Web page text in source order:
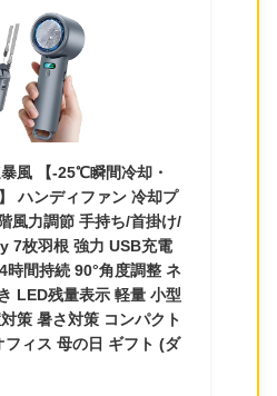
風 【-25℃瞬間冷却・
ハンディファン 冷却プ
風力調節 手持ち/首掛け/
7枚羽根 強力 USB充電
時間持続 90°角度調整 ネ
LED残量表示 軽量 小型
策 暑さ対策 コンパクト
フィス 母の日 ギフト (ダ